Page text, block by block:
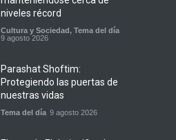
niveles récord
Cultura y Sociedad, Tema del día
9 agosto 2026
Parashat Shoftim:
Protegiendo las puertas de
nuestras vidas
Tema del día 9 agosto 2026